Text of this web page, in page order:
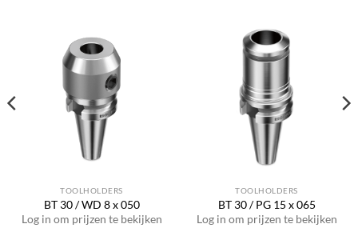
TOOLHOLDERS
BT 30 / WD 8 x 050
Log in om prijzen te bekijken
TOOLHOLDERS
BT 30 / PG 15 x 065
Log in om prijzen te bekijken